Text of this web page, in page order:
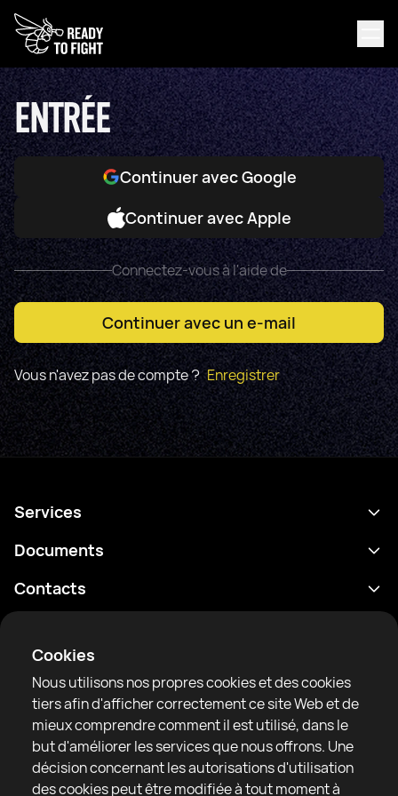
Cookies
Nous utilisons nos propres cookies et des cookies
tiers afin d'afficher correctement ce site Web et de
mieux comprendre comment il est utilisé, dans le
but d'améliorer les services que nous offrons. Une
décision concernant les autorisations d'utilisation
des cookies peut être modifiée à tout moment à
ENTRÉE
Continuer avec Google
Continuer avec Apple
Connectez-vous à l'aide de
Continuer avec un e-mail
Vous n'avez pas de compte ? Enregistrer
RTF United service limited
6 Burrows court, Liverpool, United Kingdom
Services
Programme
Classements
Actualités
Articles
Sparring Finder
Documents
Politique de confidentialité
Conditions d'utilisation
Règles de la communauté
Contacts